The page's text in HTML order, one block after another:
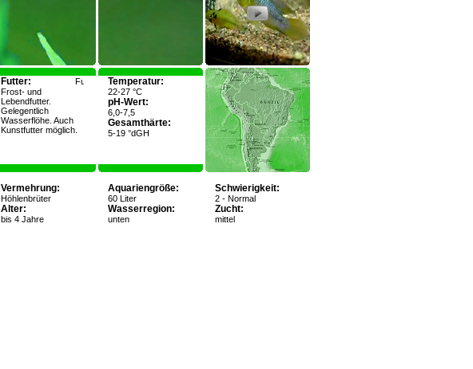
Futter:
Frost- und
Lebendfutter.
Gelegentlich
Wasserflöhe. Auch
Kunstfutter möglich.
Temperatur:
22-27 °C
pH-Wert:
6,0-7,5
Gesamthärte:
5-19 °dGH
Vermehrung:
Höhlenbrüter
Alter:
bis 4 Jahre
Aquariengröße:
60 Liter
Wasserregion:
unten
Schwierigkeit:
2 - Normal
Zucht:
mittel